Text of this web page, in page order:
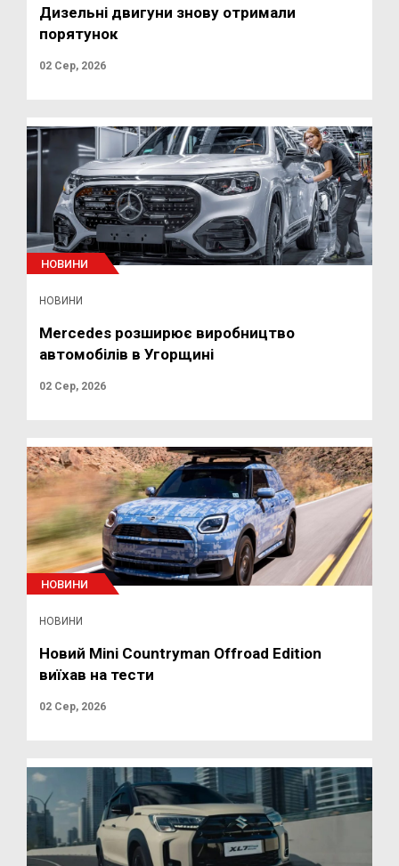
Дизельні двигуни знову отримали
порятунок
02 Сер, 2026
НОВИНИ
НОВИНИ
Mercedes розширює виробництво
автомобілів в Угорщині
02 Сер, 2026
НОВИНИ
НОВИНИ
Новий Mini Countryman Offroad Edition
виїхав на тести
02 Сер, 2026